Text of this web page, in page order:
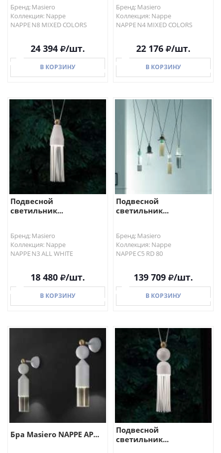
Бренд: Masiero
Коллекция: Nappe
NAPPE N8 MIXED COLORS
24 394 /шт.
В КОРЗИНУ
В КОРЗИНУ
Бренд: Masiero
Коллекция: Nappe
NAPPE N4 MIXED COLORS
22 176 /шт.
В КОРЗИНУ
В КОРЗИНУ
Подвесной
светильник...
Бренд: Masiero
Коллекция: Nappe
NAPPE N3 ALL WHITE
18 480 /шт.
В КОРЗИНУ
Подвесной
светильник...
Бренд: Masiero
Коллекция: Nappe
NAPPE C5 RD 80
139 709 /шт.
В КОРЗИНУ
В КОРЗИНУ
Бра Masiero NAPPE AP...
Подвесной
светильник...